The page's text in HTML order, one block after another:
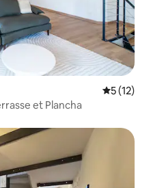
5 (12)
et Plancha